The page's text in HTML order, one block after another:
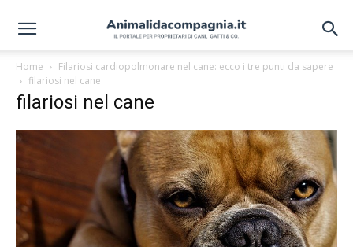
Home
Filariosi cardiopolmonare nel cane: ecco i tre punti da sapere
filariosi nel cane
filariosi nel cane